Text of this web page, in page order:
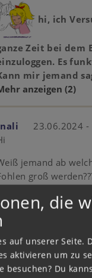
hi, ich
Zeit bei dem
Es
mir jemand
anzeigen (2)
23.06.2024 -
jemand ab
groß
Pferdespiel)
Grüße inali
Mehr anzeigen
(3)
die
auf unserer Seite.
aktivieren um zu
besuchen? Du